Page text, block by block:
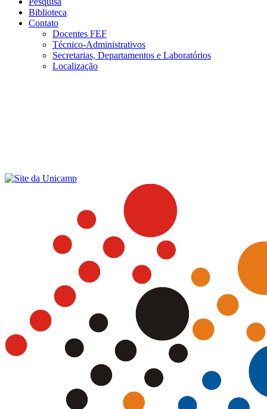
Biblioteca
Contato
Docentes FEF
Técnico-Administrativos
Secretarias, Departamentos e Laboratórios
Localização